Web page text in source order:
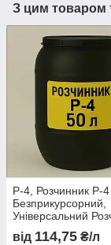
З цим товаром
Р-4, Розчинник Р-4
Безприкурсорний,
Універсальний
від 114,75 ₴/л